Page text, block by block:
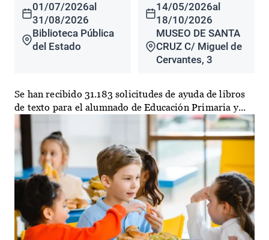
01/07/2026al
31/08/2026
Biblioteca Pública
del Estado
14/05/2026al
18/10/2026
MUSEO DE SANTA
CRUZ C/ Miguel de
Cervantes, 3
Se han recibido 31.183 solicitudes de ayuda de libros
de texto para el alumnado de Educación Primaria y...